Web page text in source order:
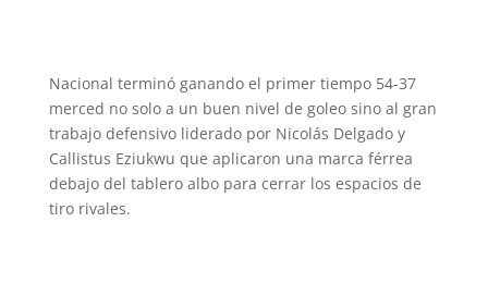
Nacional terminó ganando el primer tiempo 54-37
merced no solo a un buen nivel de goleo sino al gran
trabajo defensivo liderado por Nicolás Delgado y
Callistus Eziukwu que aplicaron una marca férrea
debajo del tablero albo para cerrar los espacios de
tiro rivales.